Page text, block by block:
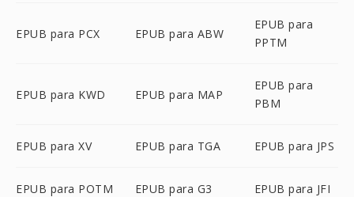
EPUB para PCX EPUB para ABW
EPUB para
PPTM
EPUB para KWD EPUB para MAP
EPUB para
PBM
EPUB para XV EPUB para TGA EPUB para JPS
EPUB para POTM EPUB para G3 EPUB para JFI